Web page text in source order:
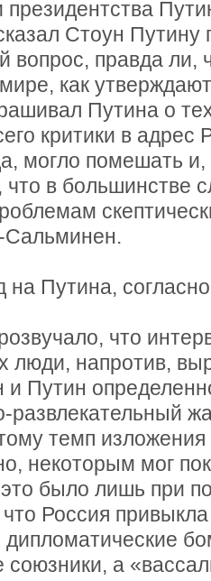
Стоун
вопрос, правда
как
Путина о
критики в адрес
могло помешать и,
в большинстве
Сальминен.
на Путина,
что
люди, напротив,
и Путин
темп изложения
некоторым мог
было лишь при
Россия
а